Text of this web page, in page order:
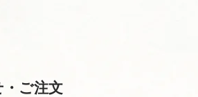
・ご注文